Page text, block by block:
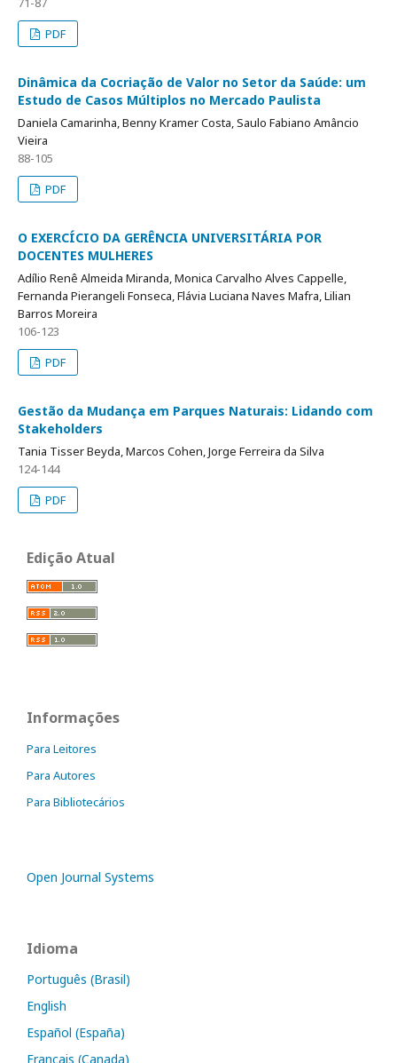
PDF
Dinâmica da Cocriação de Valor no Setor da Saúde: um
Estudo de Casos Múltiplos no Mercado Paulista
Daniela Camarinha, Benny Kramer Costa, Saulo Fabiano Amâncio
Vieira
88-105
PDF
O EXERCÍCIO DA GERÊNCIA UNIVERSITÁRIA POR
DOCENTES MULHERES
Adílio Renê Almeida Miranda, Monica Carvalho Alves Cappelle,
Fernanda Pierangeli Fonseca, Flávia Luciana Naves Mafra, Lilian
Barros Moreira
106-123
PDF
Gestão da Mudança em Parques Naturais: Lidando com
Stakeholders
Tania Tisser Beyda, Marcos Cohen, Jorge Ferreira da Silva
124-144
PDF
Edição Atual
Informações
Para Leitores
Para Autores
Para Bibliotecários
Open Journal Systems
Idioma
Português (Brasil)
English
Español (España)
Français (Canada)